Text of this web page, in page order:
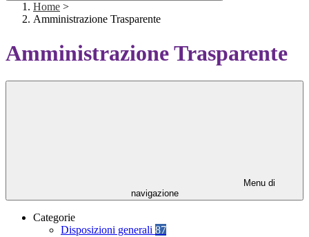
Home >
Amministrazione Trasparente
Amministrazione Trasparente
Menu di
navigazione
Categorie
Disposizioni generali 87